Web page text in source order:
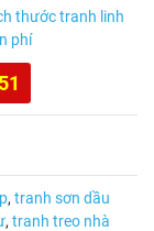
thước tranh linh
phí
, tranh sơn dầu
, tranh treo nhà